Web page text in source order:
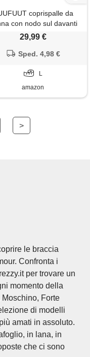
coprispalle da
con nodo sul davanti
corti estivi in ​​cotone
giacca bolero a mezza
top leggeri coprispalle
casual blu navy l
29,99 €
Sped. 4,98 €
L
amazon
>
le braccia
Confronta i
per trovare un
momento della
Forte
di modelli
amati in assoluto.
in lana, in
che ci sono